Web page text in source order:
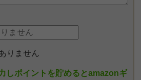
りません
しポイントを貯めるとamazonギ